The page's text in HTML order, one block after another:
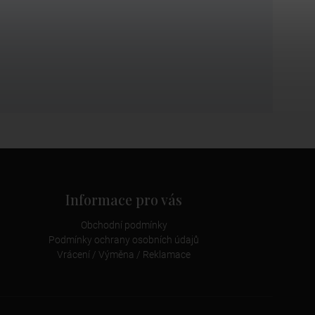
Informace pro vás
Obchodní podmínky
Podmínky ochrany osobních údajů
Vrácení / Výměna / Reklamace